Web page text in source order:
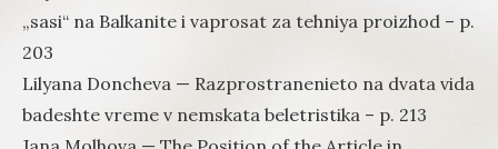
„sasi“ na Balkanite i vaprosat za tehniya proizhod – p.
203
Lilyana Doncheva — Razprostranenieto na dvata vida
badeshte vreme v nemskata beletristika – p. 213